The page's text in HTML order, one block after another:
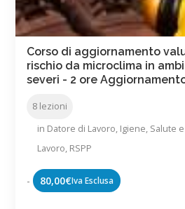
Corso di aggiornamento
rischio da microclima in
severi - 2 ore
8 lezioni
in Datore di Lavoro, Igiene, Salute
Lavoro, RSPP
- 80,00€Iva Esclusa